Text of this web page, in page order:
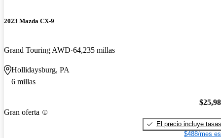
2023 Mazda CX-9
Grand Touring AWD 64,235 millas
Hollidaysburg, PA
6 millas
Gran oferta
El precio incluye tasas
$488/mes